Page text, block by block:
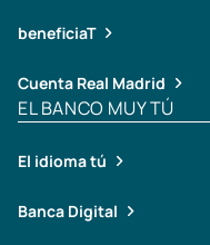
beneficiaT
Cuenta Real Madrid
EL BANCO MUY TÚ
El idioma tú
Banca Digital